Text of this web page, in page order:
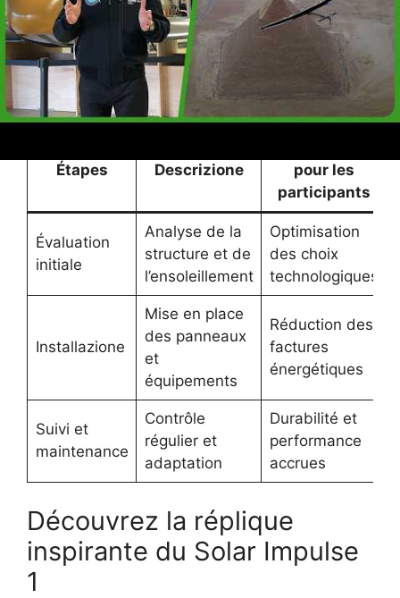
Le projet solaire domestique à Chamouny, avec
son lancement de phase 2b, est un modèle de
réussite collective pour accélérer la transition
énergétique des ménages.
Étapes Descrizione
pour les
participants
Évaluation
initiale
Analyse de la
structure et de
l’ensoleillement
Optimisation
des choix
technologiques
Installazione
Mise en place
des panneaux
et
équipements
Réduction des
factures
énergétiques
Suivi et
maintenance
Contrôle
régulier et
adaptation
Durabilité et
performance
accrues
Découvrez la réplique
inspirante du Solar Impulse
1